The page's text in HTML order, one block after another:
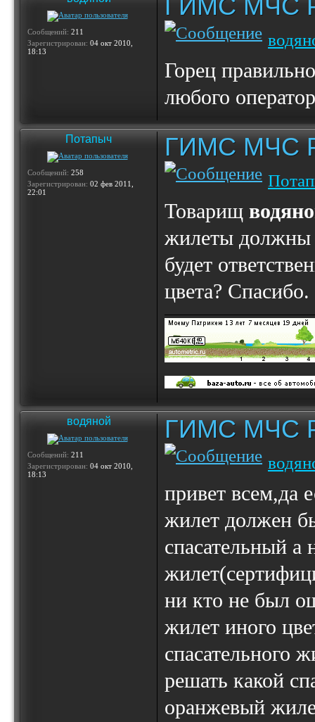
Сообщений: 211
Зарегистрирован: 04 окт 2010,
18:13
ГИМС МЧС
Горец
любого
Потапыч
Сообщений: 258
Зарегистрирован: 02 фев 2011,
22:01
ГИМС МЧС
Товарищ
жилеты должны
будет
цвета? Спасибо.
водяной
Сообщений: 211
Зарегистрирован: 04 окт 2010,
18:13
ГИМС МЧС
привет всем,да
жилет должен
спасательный а
ни кто не был
жилет иного
спасательного
решать какой
оранжевый